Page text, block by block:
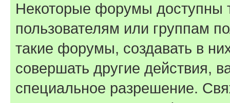
Некоторые форумы доступны
пользователям или группам
такие форумы, создавать в
совершать другие действия,
специальное разрешение.